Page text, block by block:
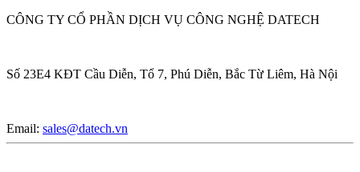
CÔNG TY CỔ PHẦN DỊCH VỤ CÔNG NGHỆ DATECH
Số 23E4 KĐT Cầu Diễn, Tổ 7, Phú Diễn, Bắc Từ Liêm, Hà Nội
Email: sales@datech.vn